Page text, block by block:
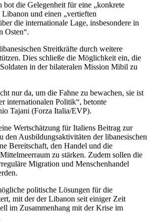
bot die Gelegenheit für eine „konkrete
und einen „vertieften
die internationale Lage, insbesondere in
Osten“.
Streitkräfte durch weitere
Dies schließe die Möglichkeit ein, die
in der bilateralen Mission Mibil zu
nur da, um die Fahne zu bewachen, sie ist
internationalen Politik“, betonte
Tajani (Forza Italia/EVP).
Wertschätzung für Italiens Beitrag zur
Ausbildungsaktivitäten der libanesischen
Bereitschaft, den Handel und die
zu stärken. Zudem sollen die
Migration und Menschenhandel
politische Lösungen für die
mit der der Libanon seit einiger Zeit
im Zusammenhang mit der Krise im